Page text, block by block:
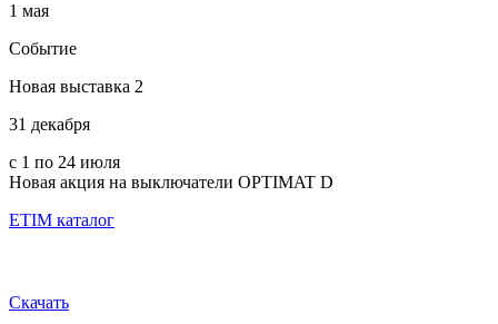
1 мая
Событие
Новая выставка 2
31 декабря
с 1 по 24 июля
Новая акция на выключатели OPTIMAT D
ETIM каталог
Скачать